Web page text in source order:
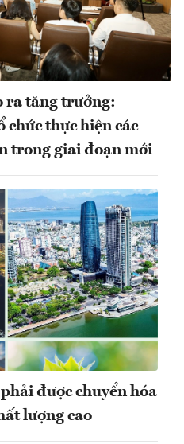
ra tăng trưởng:
chức thực hiện các
trong giai đoạn mới
được chuyển hóa
lượng cao